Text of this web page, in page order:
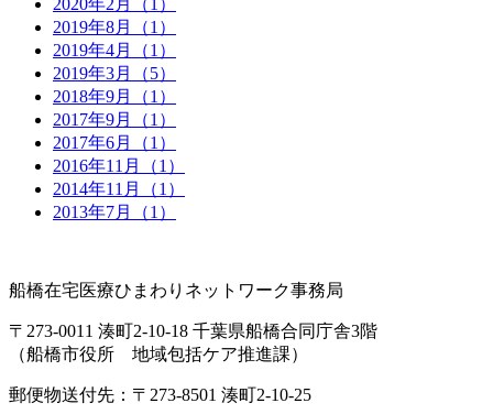
2020年2月（1）
2019年8月（1）
2019年4月（1）
2019年3月（5）
2018年9月（1）
2017年9月（1）
2017年6月（1）
2016年11月（1）
2014年11月（1）
2013年7月（1）
船橋在宅医療ひまわりネットワーク事務局
〒273-0011 湊町2-10-18 千葉県船橋合同庁舎3階
（船橋市役所 地域包括ケア推進課）
郵便物送付先：〒273-8501 湊町2-10-25